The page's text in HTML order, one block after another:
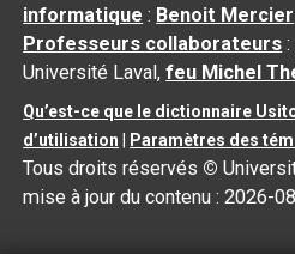
informatique : Benoit Mercier
Professeurs collaborateurs :
Université Laval,feu Michel
Qu’est-ce que le dictionnaire
d’utilisation
Paramètres des
Tous droits réservés ©
mise à jour du contenu :2026-